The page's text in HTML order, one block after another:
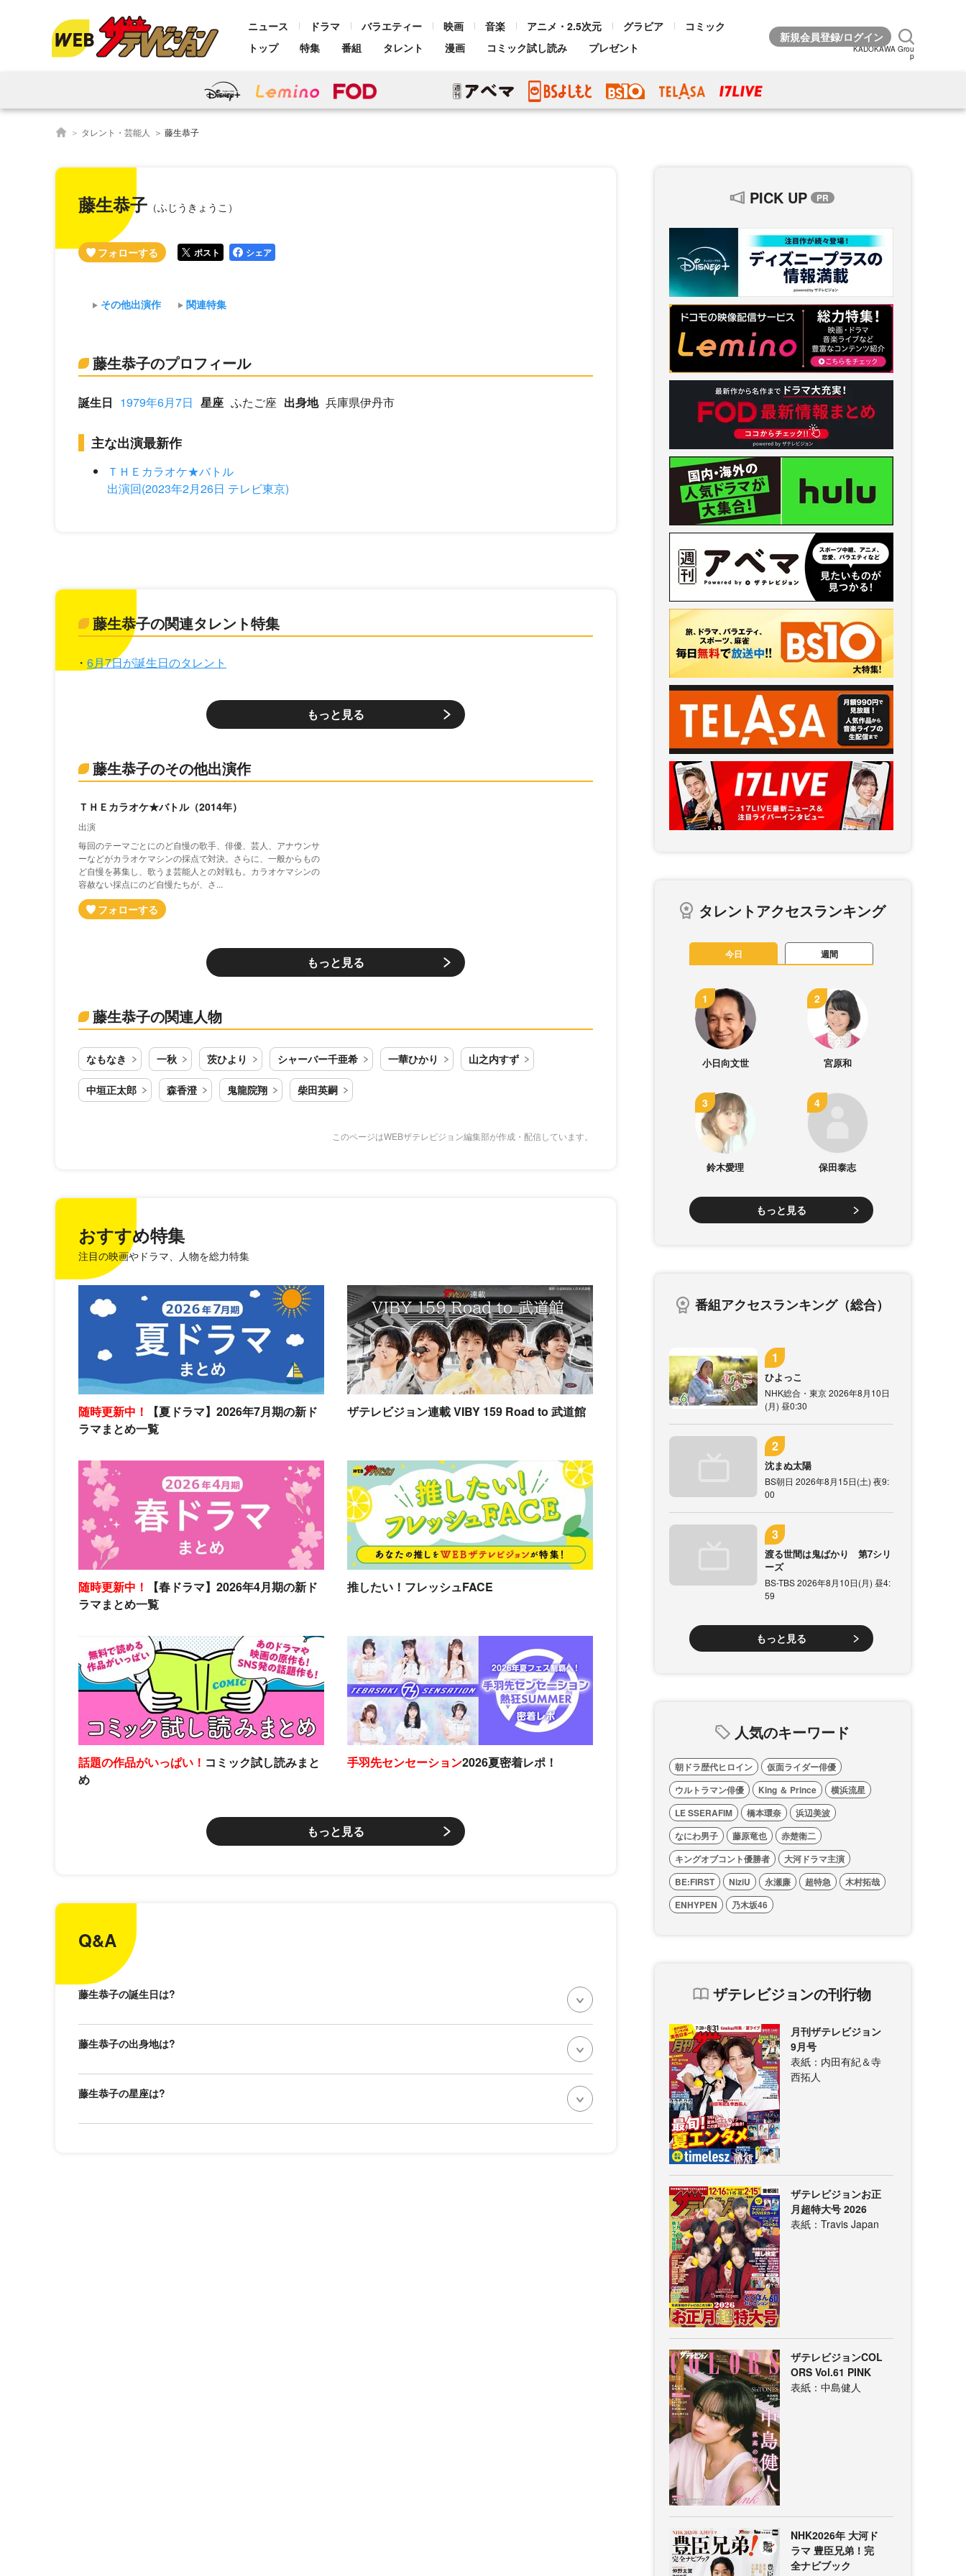
ニュース ドラマ バラエティー 映画 音楽 アニメ・2.5次元 グラビア
コミック
トップ
特集 番組 タレント 漫画 コミック試し読み プレゼント KADOKAWA Grou
p
タレント・芸能人 藤生恭子
藤生恭子 （ふじうきょうこ）
ポスト シェア
その他出演作 関連特集
藤生恭子のプロフィール
誕生日 1979年6月7日 星座 ふたご座 出身地 兵庫県伊丹市
主な出演最新作
ＴＨＥカラオケ★バトル
出演回(2023年2月26日 テレビ東京)
藤生恭子の関連タレント特集
6月7日が誕生日のタレント
もっと見る
藤生恭子のその他出演作
ＴＨＥカラオケ★バトル（2014年）
出演
毎回のテーマごとにのど自慢の歌手、俳優、芸人、アナウンサ
ーなどがカラオケマシンの採点で対決。さらに、一般からもの
ど自慢を募集し、歌うま芸能人との対戦も。カラオケマシンの
容赦ない採点にのど自慢たちが、さ...
もっと見る
藤生恭子の関連人物
なもなき 一秋 茨ひより シャーバー千亜希 一華ひかり 山之内すず
中垣正太郎 森香澄 鬼龍院翔 柴田英嗣
このページはWEBザテレビジョン編集部が作成・配信しています。
おすすめ特集
注目の映画やドラマ、人物を総力特集
随時更新中！
【夏ドラマ】2026年7月期の新ド
ラマまとめ一覧
ザテレビジョン連載 VIBY 159 Road to 武道館
随時更新中！
【春ドラマ】2026年4月期の新ド
ラマまとめ一覧
推したい！フレッシュFACE
話題の作品がいっぱい！ コミック試し読みまと
め
手羽先センセーション2026夏密着レポ！
もっと見る
Q&A
藤生恭子の誕生日は?
藤生恭子の出身地は?
藤生恭子の星座は?
PICK UP
タレントアクセスランキング
今日 週間
小日向文世 宮原和
鈴木愛理 保田泰志
もっと見る
番組アクセスランキング（総合）
ひよっこ
NHK総合・東京 2026年8月10日
(月) 昼0:30
沈まぬ太陽
BS朝日 2026年8月15日(土) 夜9:
00
渡る世間は鬼ばかり 第7シリ
ーズ
BS-TBS 2026年8月10日(月) 昼4:
59
もっと見る
人気のキーワード
朝ドラ歴代ヒロイン
仮面ライダー俳優
ウルトラマン俳優
King ＆ Prince
横浜流星
LE SSERAFIM
橋本環奈
浜辺美波
なにわ男子
藤原竜也
赤楚衛二
キングオブコント優勝者
大河ドラマ主演
BE:FIRST
NiziU 永瀬廉 超特急
木村拓哉
ENHYPEN
乃木坂46
ザテレビジョンの刊行物
月刊ザテレビジョン
9月号
表紙：内田有紀＆寺
西拓人
ザテレビジョンお正
月超特大号 2026
表紙：Travis Japan
ザテレビジョンCOL
ORS Vol.61 PINK
表紙：中島健人
NHK2026年 大河ド
ラマ 豊臣兄弟！完
全ナビブック